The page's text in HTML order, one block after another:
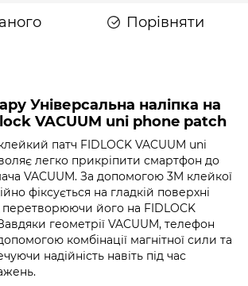
Порівняти
Універсальна наліпка на
VACUUM uni phone patch
патч FIDLOCK VACUUM uni
легко прикріпити смартфон до
VACUUM. За допомогою 3M клейкої
фіксується на гладкій поверхні
перетворюючи його на FIDLOCK
геометрії VACUUM, телефон
комбінації магнітної сили та
надійність навіть під час